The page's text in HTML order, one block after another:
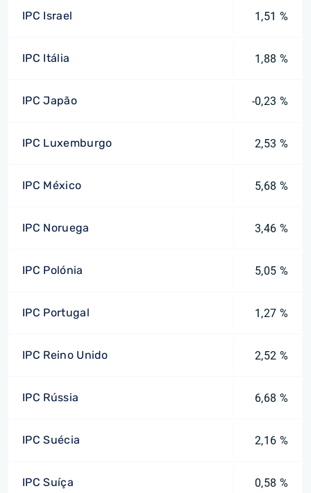
IPC Israel 1,51 %
IPC Itália 1,88 %
IPC Japão -0,23 %
IPC Luxemburgo 2,53 %
IPC México 5,68 %
IPC Noruega 3,46 %
IPC Polónia 5,05 %
IPC Portugal 1,27 %
IPC Reino Unido 2,52 %
IPC Rússia 6,68 %
IPC Suécia 2,16 %
IPC Suíça 0,58 %